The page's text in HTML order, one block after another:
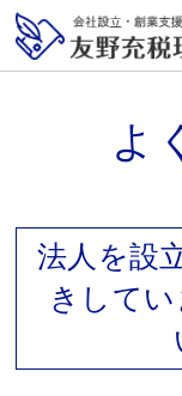
よ
法人を設
きして